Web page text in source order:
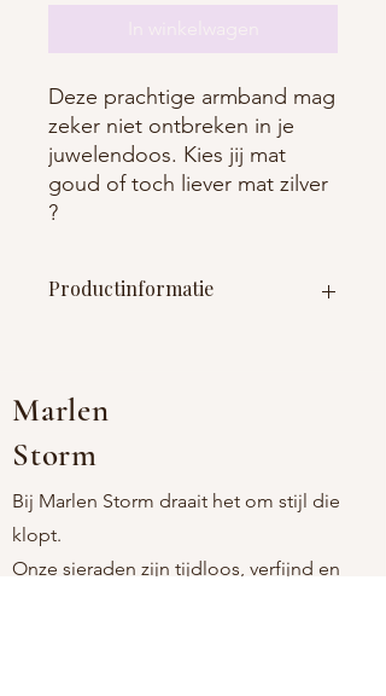
Deze prachtige armband mag
zeker niet ontbreken in je
juwelendoos. Kies jij mat
goud of toch liever mat zilver
?
Productinformatie
breedte armband 8mm
Marlen
Storm
Bij Marlen Storm draait het om stijl die
klopt.
Onze sieraden zijn tijdloos, verfijnd en